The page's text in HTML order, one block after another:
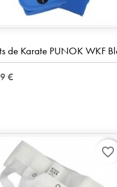
de Karate PUNOK WKF
€
favorite_border